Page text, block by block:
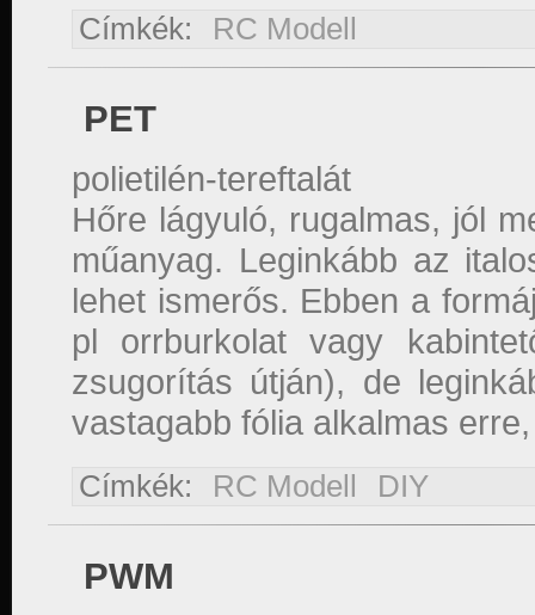
Címkék: RC Modell
PET
polietilén-tereftalát
Hőre lágyuló, rugalmas, jól
műanyag. Leginkább az
lehet ismerős. Ebben a
pl orrburkolat vagy
zsugorítás útján), de
vastagabb fólia alkalmas
Címkék: RC Modell DIY
PWM